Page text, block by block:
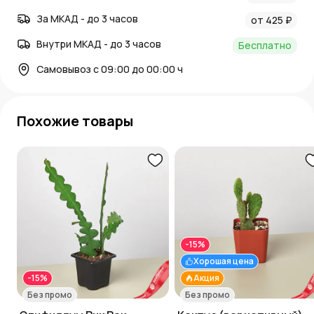
За МКАД - до 3 часов
от 425 ₽
Внутри МКАД - до 3 часов
Бесплатно
Самовывоз с 09:00 до 00:00 ч
Похожие товары
-15%
Без промо
Акция
Хорошая цена
-15%
Без промо